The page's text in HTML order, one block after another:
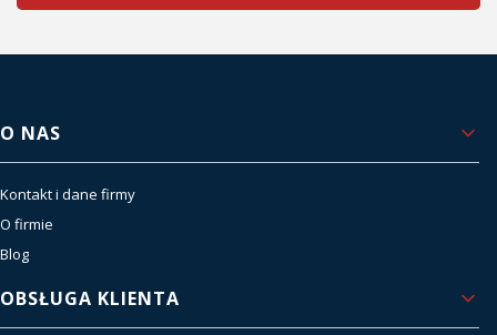
Linki w stopce
O NAS
Kontakt i dane firmy
O firmie
Blog
OBSŁUGA KLIENTA